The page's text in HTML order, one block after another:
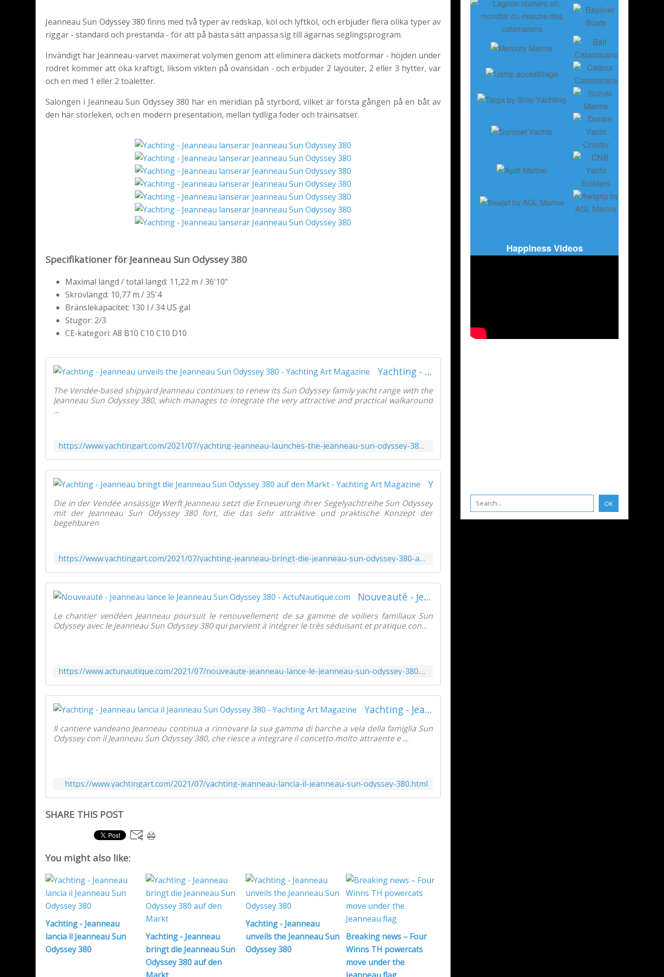
Jeanneau Sun Odyssey 380 finns med två typer av redskap, köl och lyftköl, och erbjuder flera olika typer av
riggar - standard och prestanda - för att på bästa sätt anpassa sig till ägarnas seglingsprogram.
Invändigt har Jeanneau-varvet maximerat volymen genom att eliminera däckets motformar - höjden under
rodret kommer att öka kraftigt, liksom vikten på ovansidan - och erbjuder 2 layouter, 2 eller 3 hytter, var
och en med 1 eller 2 toaletter.
Salongen i Jeanneau Sun Odyssey 380 har en meridian på styrbord, vilket är första gången på en båt av
den här storleken, och en modern presentation, mellan tydliga foder och träinsatser.
Specifikationer för Jeanneau Sun Odyssey 380
Maximal längd / total längd: 11,22 m / 36'10"
Skrovlängd: 10,77 m / 35'4
Bränslekapacitet: 130 l / 34 US gal
Stugor: 2/3
CE-kategori: A8 B10 C10 C10 D10
Yachting - Jeanneau unveils the Jeanneau Sun Odyssey 380 - Yachting Art Magazine
The Vendée-based shipyard Jeanneau continues to renew its Sun Odyssey family yacht range with the
Jeanneau Sun Odyssey 380, which manages to integrate the very attractive and practical walkaround
...
https://www.yachtingart.com/2021/07/yachting-jeanneau-launches-the-jeanneau-sun-odyssey-380.html
Die in der Vendée ansässige Werft Jeanneau setzt die Erneuerung ihrer Segelyachtreihe Sun Odyssey
mit der Jeanneau Sun Odyssey 380 fort, die das sehr attraktive und praktische Konzept der
begehbaren
https://www.yachtingart.com/2021/07/yachting-jeanneau-bringt-die-jeanneau-sun-odyssey-380-auf-den-markt.html
Nouveauté - Jeanneau lance le Jeanneau Sun Odyssey 380 - ActuNautique.com
Le chantier vendéen Jeanneau poursuit le renouvellement de sa gamme de voiliers familiaux Sun
Odyssey avec le Jeanneau Sun Odyssey 380 qui parvient à intégrer le très séduisant et pratique con...
https://www.actunautique.com/2021/07/nouveaute-jeanneau-lance-le-jeanneau-sun-odyssey-380.html
Yachting - Jeanneau lancia il Jeanneau Sun Odyssey 380 - Yachting Art Magazine
Il cantiere vandeano Jeanneau continua a rinnovare la sua gamma di barche a vela della famiglia Sun
Odyssey con il Jeanneau Sun Odyssey 380, che riesce a integrare il concetto molto attraente e ...
https://www.yachtingart.com/2021/07/yachting-jeanneau-lancia-il-jeanneau-sun-odyssey-380.html
SHARE THIS POST
You might also like:
Yachting - Jeanneau
lancia il Jeanneau Sun
Odyssey 380
Yachting - Jeanneau
bringt die Jeanneau Sun
Odyssey 380 auf den
Yachting - Jeanneau
unveils the Jeanneau Sun
Odyssey 380
Breaking news – Four
Winns TH powercats
move under the
Happiness Videos